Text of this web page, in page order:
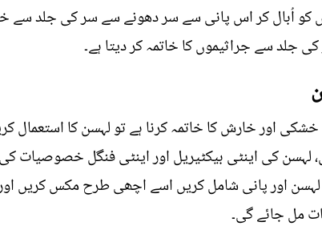
کو اُبال کر اس پانی سے سر دھونے سے سر کی جلد سے
جلد سے جراثیموں کا خاتمہ کر دیتا ہے۔
اور خارش کا خاتمہ کرنا ہے تو لہسن کا استعمال
لہسن کی اینٹی بیکٹیریل اور اینٹی فنگل خصوصیات
ہوئے 2 لہسن اور پانی شامل کریں اسے اچھی طرح مکس
مل جائے گی۔